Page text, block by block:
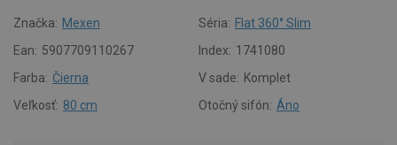
Značka: Mexen Séria: Flat 360° Slim
Ean: 5907709110267 Index: 1741080
Farba: Čierna V sade: Komplet
Veľkosť: 80 cm Otočný sifón: Áno